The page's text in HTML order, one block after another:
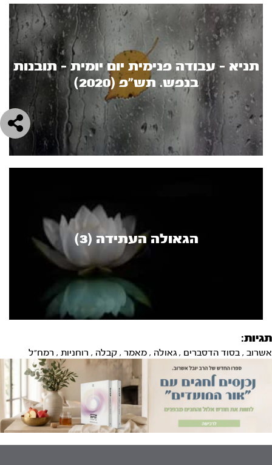
תניא - עבודה פנימית יום יומית - תובנות
בנפש. תש"פ (2020)
הגאולה העתידה (3)
תגיות:
אשרוב , בסוד הדסברים , גאולה , מאמר , קבלה , רוחניות , רמח"ל